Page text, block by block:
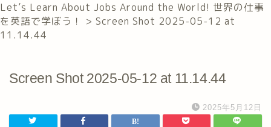
Let’s Learn About Jobs Around the World! 世界の仕事
を英語で学ぼう！
> Screen Shot 2025-05-12 at
11.14.44
Screen Shot 2025-05-12 at 11.14.44
2025年5月12日